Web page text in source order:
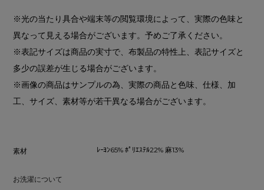
※光の当たり具合や端末等の閲覧環境によって、実際の色味と
異なって見える場合がございます。予めご了承ください。
※表記サイズは商品の実寸で、布製品の特性上、表記サイズと
多少の誤差が生じる場合がございます。
※画像の商品はサンプルの為、実際の商品と色味、仕様、加
工、サイズ、素材等が若干異なる場合がございます。
素材 ﾚｰﾖﾝ65% ﾎﾟﾘｴｽﾃﾙ22% 麻13%
お洗濯について